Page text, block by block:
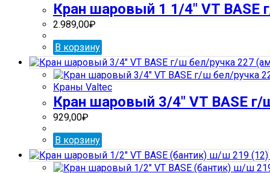
Кран шаровый 1 1/4″ VT BASE
2.989,00₽
В корзину
Краны Valtec
Кран шаровый 3/4″ VT BASE
929,00₽
В корзину